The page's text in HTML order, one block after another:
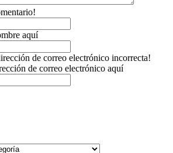
aquí
de correo electrónico incorrecta!
de correo electrónico aquí